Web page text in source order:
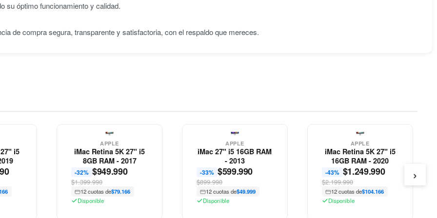
su óptimo funcionamiento y calidad.
de compra segura, transparente y satisfactoria, con el respaldo que mereces.
i5
APPLE
iMac Retina 5K 27" i5
8GB RAM - 2017
-32% $949.990
$1.399.990
12 cuotas de$79.166
Disponible
APPLE
iMac 27" i5 16GB RAM
- 2013
-33% $599.990
$899.990
12 cuotas de$49.999
Disponible
APPLE
iMac Retina 5K 27" i5
16GB RAM - 2020
-43% $1.249.990
$2.199.990
12 cuotas de$104.166
Disponible
›